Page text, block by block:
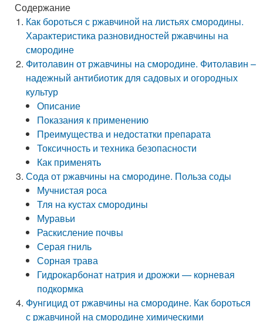
Содержание
Как бороться с ржавчиной на листьях смородины.
Характеристика разновидностей ржавчины на
смородине
Фитолавин от ржавчины на смородине. Фитолавин –
надежный антибиотик для садовых и огородных
культур
Описание
Показания к применению
Преимущества и недостатки препарата
Токсичность и техника безопасности
Как применять
Сода от ржавчины на смородине. Польза соды
Мучнистая роса
Тля на кустах смородины
Муравьи
Раскисление почвы
Серая гниль
Сорная трава
Гидрокарбонат натрия и дрожжи — корневая
подкормка
Фунгицид от ржавчины на смородине. Как бороться
с ржавчиной на смородине химическими